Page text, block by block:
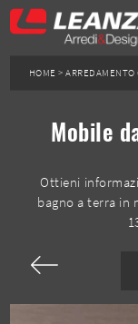
HOME >ARREDAMENTO
Mobile
Ottieni
bagno a terra in